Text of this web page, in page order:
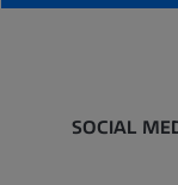
SOCIAL